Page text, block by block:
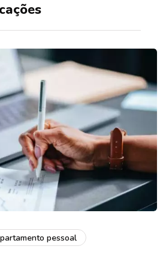
pessoal